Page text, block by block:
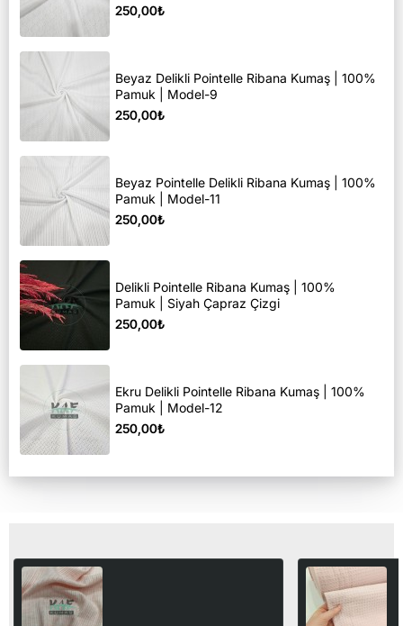
250,00₺
Beyaz Delikli Pointelle Ribana Kumaş | 100%
Pamuk | Model-9
250,00₺
Beyaz Pointelle Delikli Ribana Kumaş | 100%
Pamuk | Model-11
250,00₺
Delikli Pointelle Ribana Kumaş | 100%
Pamuk | Siyah Çapraz Çizgi
250,00₺
Ekru Delikli Pointelle Ribana Kumaş | 100%
Pamuk | Model-12
250,00₺